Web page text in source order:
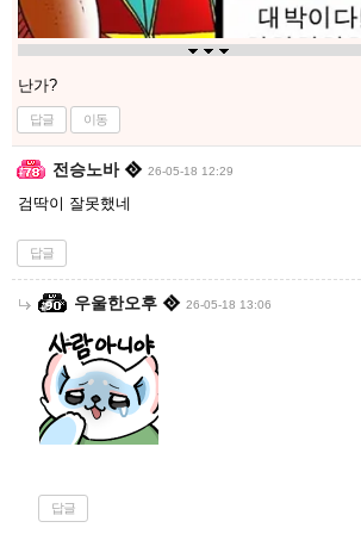
난가?
답글 이동
전승노바 26-05-18 12:29
검딱이 잘못했네
답글
우울한오후 26-05-18 13:06
답글